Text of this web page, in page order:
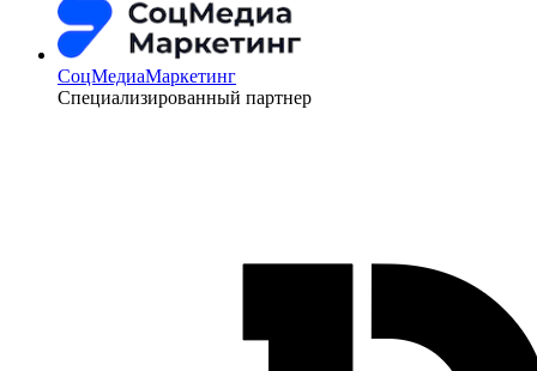
СоцМедиаМаркетинг
Специализированный партнер